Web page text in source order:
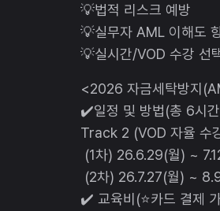
💡법적 리스크 예방
💡실무자 AML 이해도
💡실시간/VOD 수강 선
<2026 자금세탁방지
✔️일정 및 방법(총 6시
Track 2 (VOD 자율 수
(1차) 26.6.29(월) ~
(2차) 26.7.27(월) ~
✔️ 교육비(⭐카드 결제